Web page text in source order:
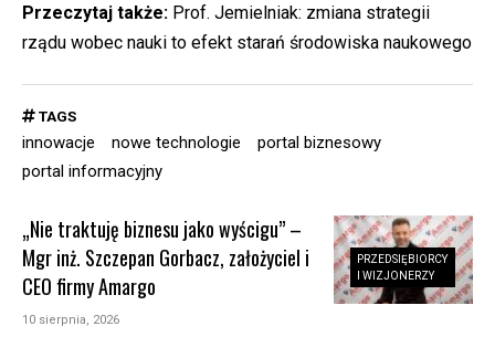
Przeczytaj także: Prof. Jemielniak: zmiana strategii
rządu wobec nauki to efekt starań środowiska naukowego
TAGS
innowacje nowe technologie
portal biznesowy
portal informacyjny
PRZEDSIĘBIORCY
I WIZJONERZY
„Nie traktuję biznesu jako wyścigu” –
Mgr inż. Szczepan Gorbacz, założyciel i
CEO firmy Amargo
10 sierpnia, 2026